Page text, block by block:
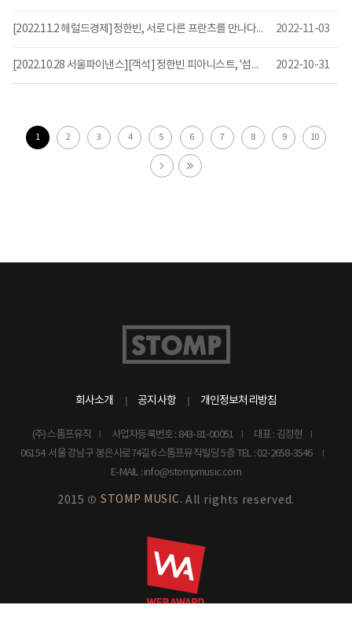
[2022.11.2 헤럴드경제]정한빈, 서로 다른 프란츠를 만나다…“두 개의 자아로 1인2역” 2022-11-03
[2022.10.28 서울파이낸스][객석] 정한빈 피아니스트, '섬세한 감성'과 '화려한 테크닉' 동시에 선보인다 2022-10-31
1 2 3 4 5 6 7 8 9 10
회사소개 공지사항 개인정보처리방침
(주) 스톰프뮤직 사업자등록번호 : 843-81-00051
대표 : 김정현
06154 서울 강남구 봉은사로74길 6 스톰프뮤직빌딩 5층 TEL : 02-2658-3546
E-MAIL : info@stompmusic.com
2015 © STOMP MUSIC. All rights reserved.